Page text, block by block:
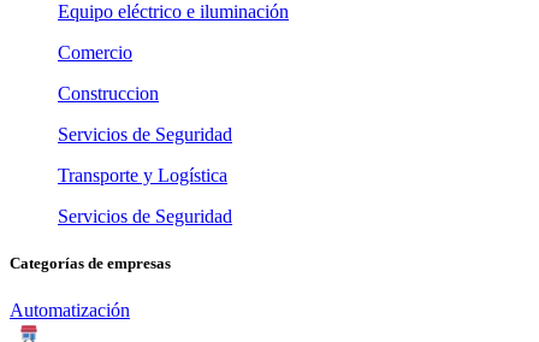
Equipo eléctrico e iluminación
Comercio
Construccion
Servicios de Seguridad
Transporte y Logística
Servicios de Seguridad
Categorías de empresas
Automatización